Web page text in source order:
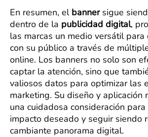
En resumen, el bannersigue
dentro de la publicidad digital,
las marcas un medio versátil para
con su público a través de
online. Los banners no solo son
captar la atención, sino que
valiosos datos para optimizar las
marketing. Su diseño y aplicación
una cuidadosa consideración
impacto deseado y seguir siendo
cambiante panorama digital.